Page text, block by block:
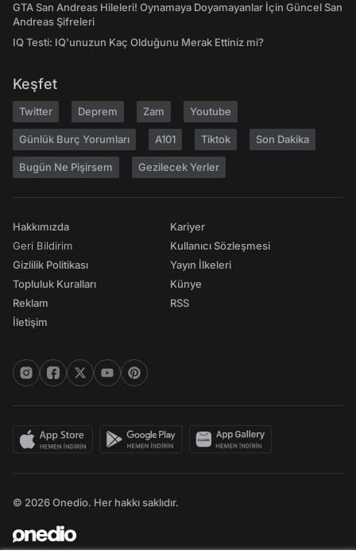
GTA San Andreas Hileleri! Oynamaya Doyamayanlar İçin Güncel San
Andreas Şifreleri
IQ Testi: IQ'unuzun Kaç Olduğunu Merak Ettiniz mi?
Keşfet
Twitter Deprem Zam Youtube
Günlük Burç Yorumları A101 Tiktok Son Dakika
Bugün Ne Pişirsem Gezilecek Yerler
Hakkımızda
Geri Bildirim
Gizlilik Politikası
Topluluk Kuralları
Reklam
İletişim
Kariyer
Kullanıcı Sözleşmesi
Yayın İlkeleri
Künye
RSS
© 2026 Onedio. Her hakkı saklıdır.